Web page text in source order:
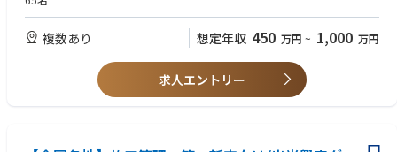
シリーズBの資金調達を終え、PMF済の「エネオク」は自治体・民間双方
で導入が急拡大。脱炭素に向けた共同調達プロジェクトも増え、事業も組
織も急成長フェーズに突入しています。一方で、現チームはまだ少数精鋭
ールに耐えうる強固な営業体制を構築していくため、業界知見を持ち、現
場と戦略をつなぐミドルマネジメント層の採用を進めています。これまで
・複数拠点/複数事業者を巻き込んだ共同調達プロジェクト経験
・脱炭素/再エネ関連事業における営業/提案/導入支援経験
・エンタープライズSaaSやプラットフォームサービスの営業経験
・入札案件/RFP対応/公共調達フローへの理解
複数あり 想定年収 450 万円 ~ 1,000 万円
求人エントリー